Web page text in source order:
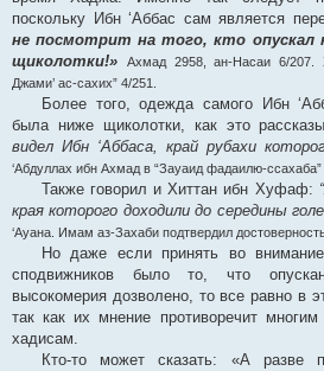
поскольку Ибн ‘Аббас сам является
не посмотрит на того, кто опускал
щиколотки!»
Ахмад 2958, ан-Насаи 6/207.
Джами’ ас-сахих” 4/251.
Более того, одежда самого Ибн
была ниже щиколотки, как это
видел Ибн ‘Аббаса, край рубахи
‘Абдуллах ибн Ахмад в “Зауаид фадаилю-
Также говорил и Хиттан ибн Хуфаф:
края которого доходили до середины
‘Ауана. Имам аз-Захаби подтвердил
Но даже если принять во
сподвижников было то, что
высокомерия дозволено, то все равно в
так как их мнение противоречит
хадисам.
Кто-то может сказать: «А разве